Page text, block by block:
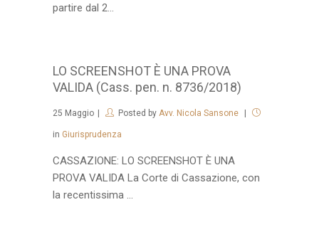
partire dal 2...
LO SCREENSHOT È UNA PROVA
VALIDA (Cass. pen. n. 8736/2018)
25 Maggio Posted by Avv. Nicola Sansone
in Giurisprudenza
CASSAZIONE: LO SCREENSHOT È UNA
PROVA VALIDA La Corte di Cassazione, con
la recentissima ...